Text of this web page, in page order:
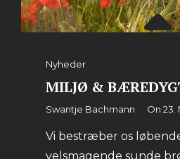
Categories
Nyheder
MILJØ &
By
Swantje Bachmann On 23.
Vi bestræber os
velsmagende sunde